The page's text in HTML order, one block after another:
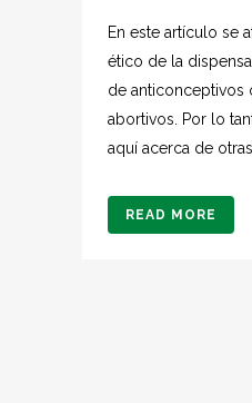
En este artículo se
ético de la
de anticonceptivos
abortivos. Por lo
aquí acerca de
READ MORE